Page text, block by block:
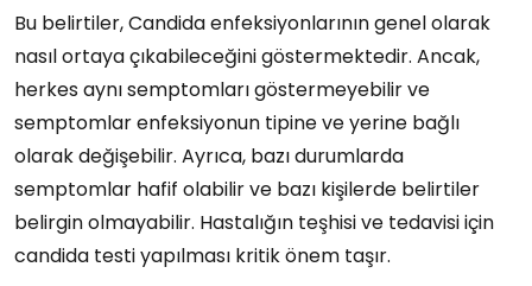
Bu belirtiler, Candida enfeksiyonlarının genel olarak
nasıl ortaya çıkabileceğini göstermektedir. Ancak,
herkes aynı semptomları göstermeyebilir ve
semptomlar enfeksiyonun tipine ve yerine bağlı
olarak değişebilir. Ayrıca, bazı durumlarda
semptomlar hafif olabilir ve bazı kişilerde belirtiler
belirgin olmayabilir. Hastalığın teşhisi ve tedavisi için
candida testi yapılması kritik önem taşır.